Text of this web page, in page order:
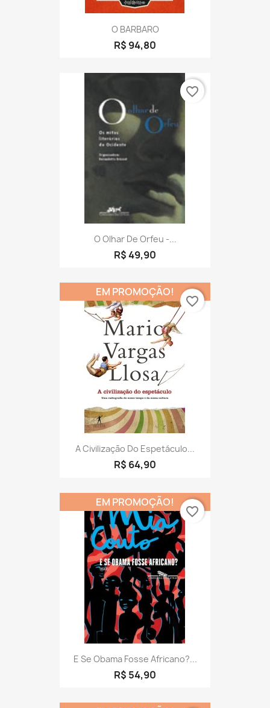
O BARBARO
R$ 94,80
O Olhar De Orfeu -...
R$ 49,90
favorite_border
A Civilização Do Espetáculo...
R$ 64,90
EM PROMOÇÃO!
favorite_border
E Se Obama Fosse Africano?...
R$ 54,90
EM PROMOÇÃO!
favorite_border